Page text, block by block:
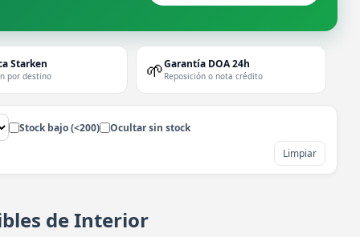
Starken
por destino 🌱Garantía DOA 24h
Reposición o nota crédito
Stock bajo (<200)
Ocultar sin stock
Limpiar
de Interior